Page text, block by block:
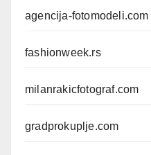
agencija-fotomodeli.com
fashionweek.rs
milanrakicfotograf.com
gradprokuplje.com